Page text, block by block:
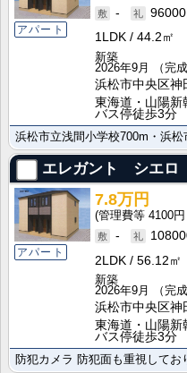
アパート
-
96000
1LDK
44.2㎡
新築
2026年9月
（完
浜松市中央区神
東海道・山陽新
バス停徒歩3分
エレガント シエ
アパート
7.8万円
4100円
-
2LDK
56.12㎡
新築
2026年9月
（完
浜松市中央区神
東海道・山陽新
バス停徒歩3分